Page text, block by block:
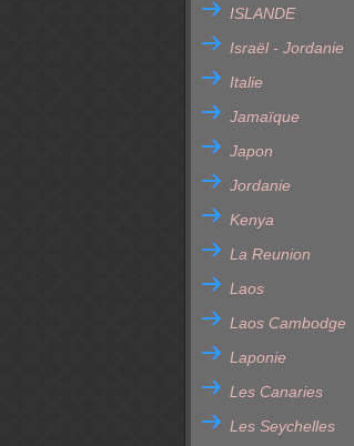
ISLANDE
Israël - Jordanie
Italie
Jamaïque
Japon
Jordanie
Kenya
La Reunion
Laos
Laos Cambodge
Laponie
Les Canaries
Les Seychelles